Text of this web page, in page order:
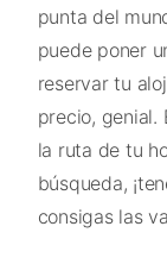
punta del
puede poner
reservar tu
precio, genial.
la ruta de tu
búsqueda,
consigas las